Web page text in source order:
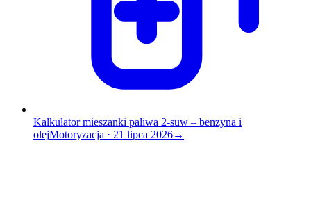
Kalkulator mieszanki paliwa 2-suw – benzyna i
olejMotoryzacja · 21 lipca 2026→